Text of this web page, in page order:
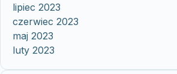
lipiec 2023
czerwiec 2023
maj 2023
luty 2023